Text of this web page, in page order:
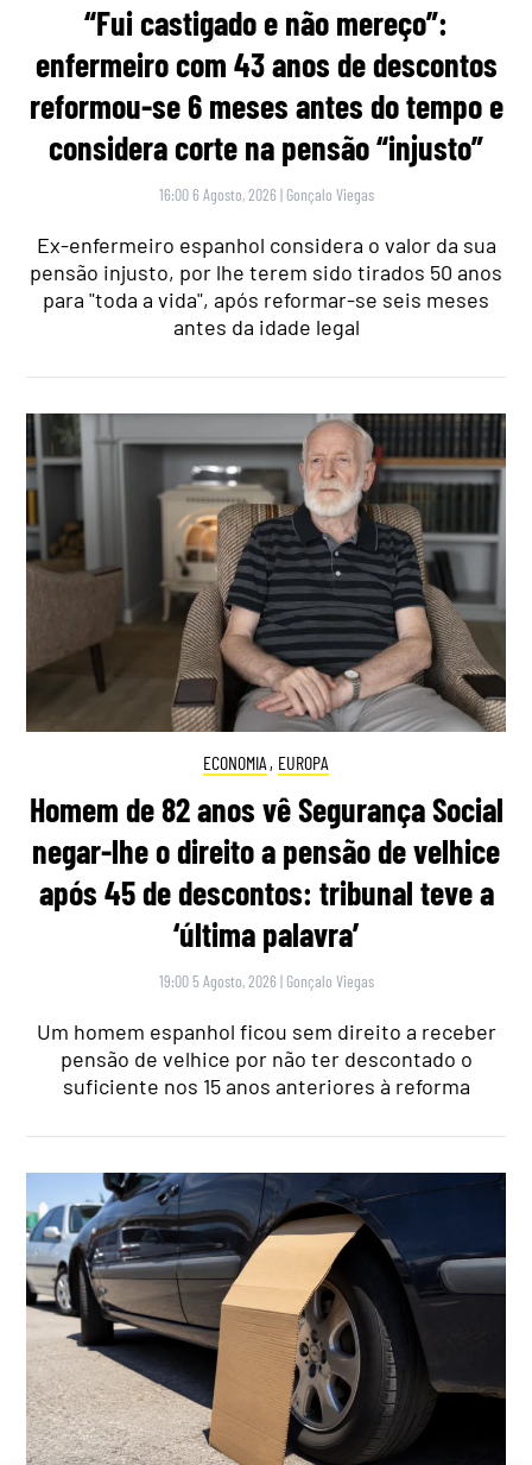
“Fui castigado e não mereço”:
enfermeiro com 43 anos de descontos
reformou-se 6 meses antes do tempo e
considera corte na pensão “injusto”
16:00 6 Agosto, 2026 | Gonçalo Viegas
Ex-enfermeiro espanhol considera o valor da sua
pensão injusto, por lhe terem sido tirados 50 anos
para "toda a vida", após reformar-se seis meses
antes da idade legal
ECONOMIA , EUROPA
Homem de 82 anos vê Segurança Social
negar-lhe o direito a pensão de velhice
após 45 de descontos: tribunal teve a
‘última palavra’
19:00 5 Agosto, 2026 | Gonçalo Viegas
Um homem espanhol ficou sem direito a receber
pensão de velhice por não ter descontado o
suficiente nos 15 anos anteriores à reforma